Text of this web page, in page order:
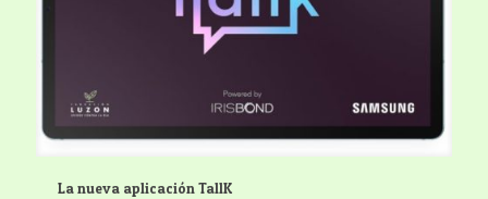
La nueva aplicación TallK